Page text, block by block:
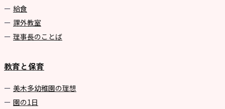
給食
課外教室
理事長のことば
教育と保育
美⽊多幼稚園の理想
園の1⽇